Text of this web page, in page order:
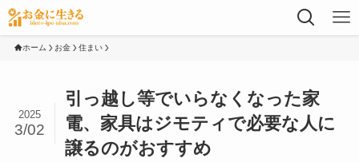
ホーム お金 住まい
引っ越し等でいらなくなった家
電、家具はジモティで必要な人に
譲るのがおすすめ
2025
3/02